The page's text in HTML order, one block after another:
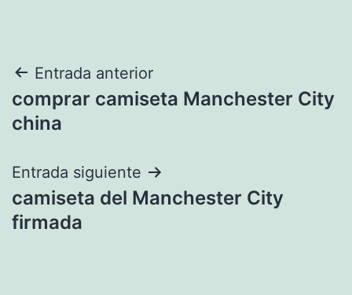
Navegación
de
Entrada anterior
comprar camiseta Manchester City
china
Entrada siguiente
camiseta del Manchester City
firmada